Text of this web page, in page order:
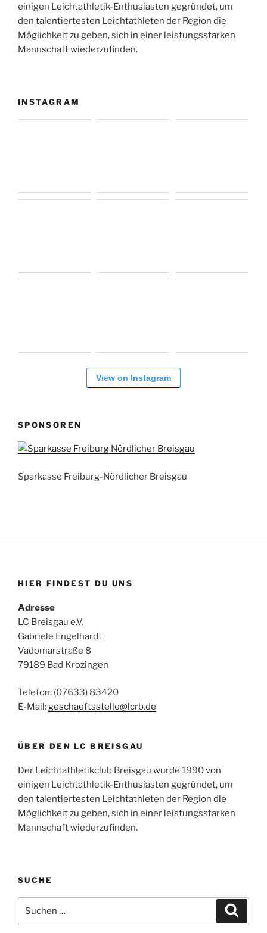
einigen Leichtathletik-Enthusiasten gegründet, um
den talentiertesten Leichtathleten der Region die
Möglichkeit zu geben, sich in einer leistungsstarken
Mannschaft wiederzufinden.
INSTAGRAM
View on Instagram
SPONSOREN
Sparkasse Freiburg-Nördlicher Breisgau
HIER FINDEST DU UNS
Adresse
LC Breisgau e.V.
Gabriele Engelhardt
Vadomarstraße 8
79189 Bad Krozingen
Telefon: (07633) 83420
E-Mail:geschaeftsstelle@lcrb.de
ÜBER DEN LC BREISGAU
Der Leichtathletikclub Breisgau wurde 1990 von
einigen Leichtathletik-Enthusiasten gegründet, um
den talentiertesten Leichtathleten der Region die
Möglichkeit zu geben, sich in einer leistungsstarken
Mannschaft wiederzufinden.
SUCHE
nach: